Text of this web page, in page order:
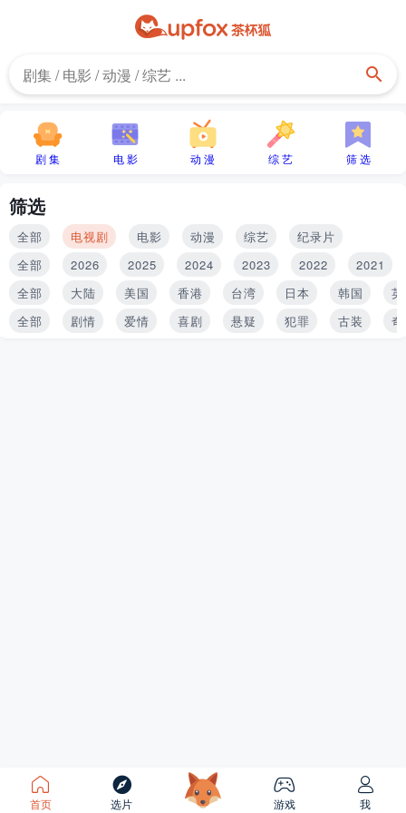
剧 集 电 影 动 漫 综 艺 筛 选
筛选
全部 电视剧 电影 动漫 综艺
纪录片
全部
2026 2025 2024 2023 2022
2021
全部
大陆 美国 香港 台湾 日本 韩国
全部
剧情 爱情 喜剧 悬疑 犯罪 古装
首页 选片 游戏 我